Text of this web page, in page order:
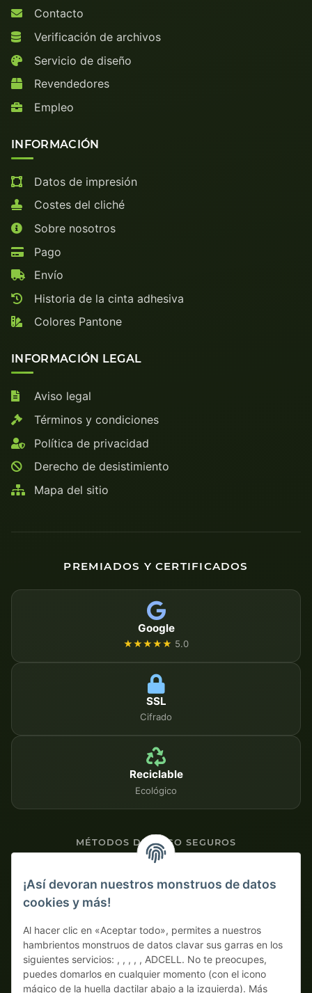
Contacto
Verificación de archivos
Servicio de diseño
Revendedores
Empleo
INFORMACIÓN
Datos de impresión
Costes del cliché
Sobre nosotros
Pago
Envío
Historia de la cinta adhesiva
Colores Pantone
INFORMACIÓN LEGAL
Aviso legal
Términos y condiciones
Política de privacidad
Derecho de desistimiento
Mapa del sitio
PREMIADOS Y CERTIFICADOS
Google
★★★★★ 5.0
SSL
Cifrado
Reciclable
Ecológico
MÉTODOS DE PAGO SEGUROS
Pago por adelantado con descuento
¡Así devoran nuestros monstruos de datos
cookies y más!
Al hacer clic en «Aceptar todo», permites a nuestros
hambrientos monstruos de datos clavar sus garras en los
siguientes servicios: , , , , , ADCELL. No te preocupes,
puedes domarlos en cualquier momento (con el icono
mágico de la huella dactilar abajo a la izquierda). Más